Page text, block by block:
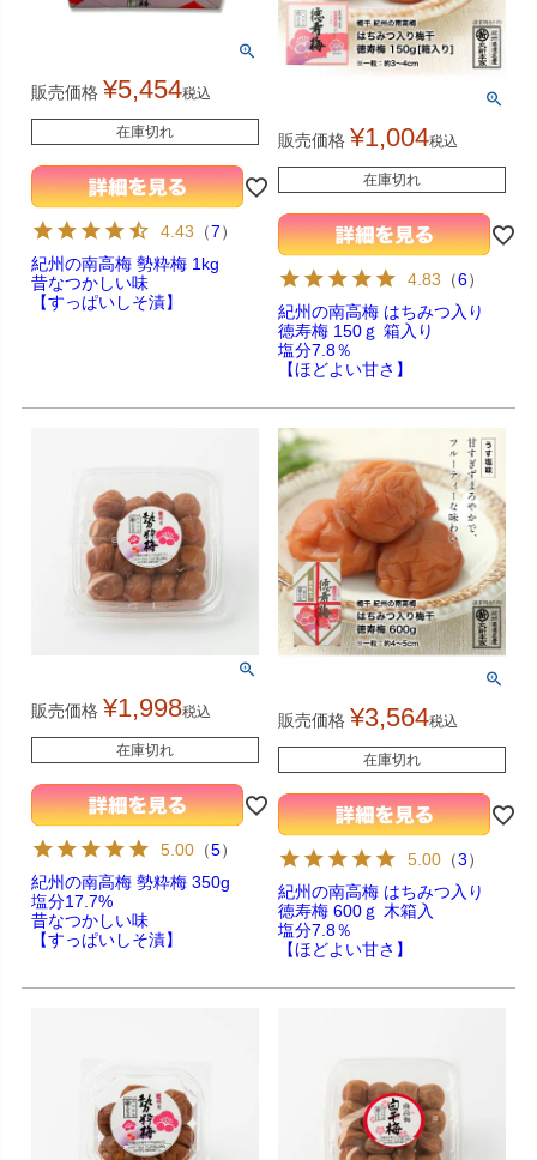
販売価格 ¥5,454税込
在庫切れ
4.43 （7）
紀州の南高梅 勢粋梅 1kg
昔なつかしい味
【すっぱいしそ漬】
販売価格 ¥1,004税込
在庫切れ
4.83 （6）
紀州の南高梅 はちみつ入り
徳寿梅 150ｇ 箱入り
塩分7.8％
【ほどよい甘さ】
販売価格 ¥1,998税込
在庫切れ
5.00 （5）
紀州の南高梅 勢粋梅 350g
塩分17.7%
昔なつかしい味
【すっぱいしそ漬】
販売価格 ¥3,564税込
在庫切れ
5.00 （3）
紀州の南高梅 はちみつ入り
徳寿梅 600ｇ 木箱入
塩分7.8％
【ほどよい甘さ】